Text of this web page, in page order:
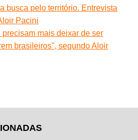
busca pelo território. Entrevista
Pacini
mais deixar de ser
brasileiros", segundo Aloir